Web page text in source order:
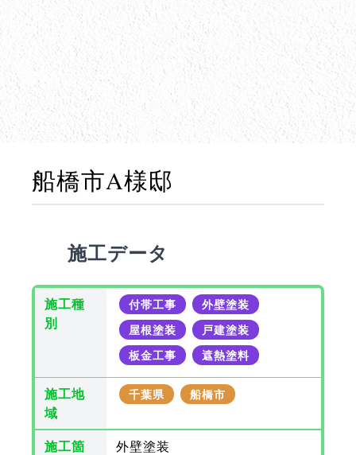
船橋市A様邸
施工データ
施工種
別
付帯工事
外壁塗装
屋根塗装
戸建塗装
板金工事
遮熱塗料
施工地
域
千葉県 船橋市
施工箇
外壁塗装